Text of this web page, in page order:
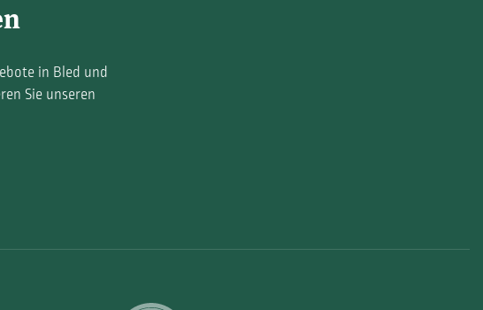
in Bled und
Sie unseren